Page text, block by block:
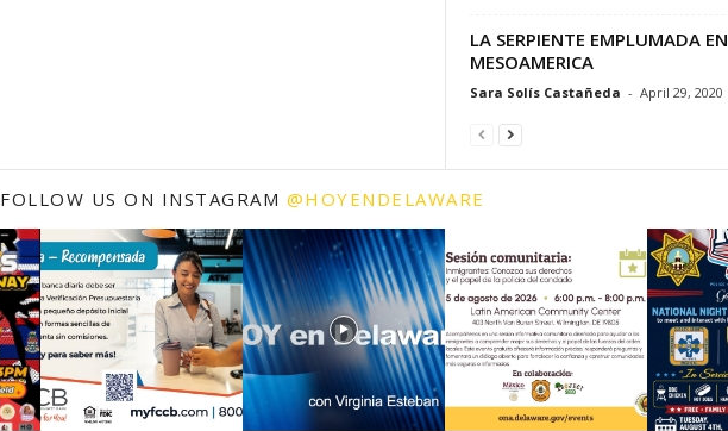
LA SERPIENTE EMPLUMADA EN
MESOAMERICA
Sara Solís Castañeda - April 29, 2020
FOLLOW US ON INSTAGRAM @HOYENDELAWARE